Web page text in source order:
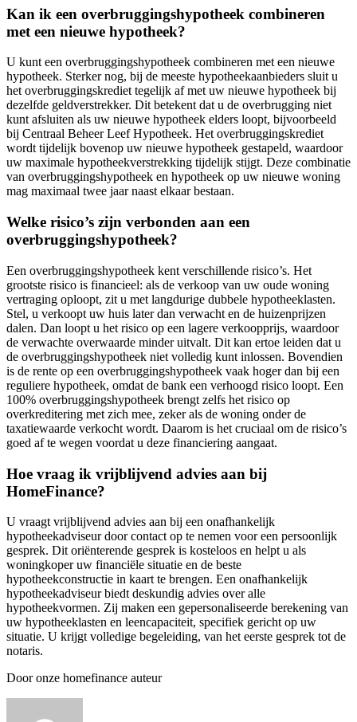
Kan ik een overbruggingshypotheek combineren
met een nieuwe hypotheek?
U kunt een overbruggingshypotheek combineren met een nieuwe
hypotheek. Sterker nog, bij de meeste hypotheekaanbieders sluit u
het overbruggingskrediet tegelijk af met uw nieuwe hypotheek bij
dezelfde geldverstrekker. Dit betekent dat u de overbrugging niet
kunt afsluiten als uw nieuwe hypotheek elders loopt, bijvoorbeeld
bij Centraal Beheer Leef Hypotheek. Het overbruggingskrediet
wordt tijdelijk bovenop uw nieuwe hypotheek gestapeld, waardoor
uw maximale hypotheekverstrekking tijdelijk stijgt. Deze combinatie
van overbruggingshypotheek en hypotheek op uw nieuwe woning
mag maximaal twee jaar naast elkaar bestaan.
Welke risico’s zijn verbonden aan een
overbruggingshypotheek?
Een overbruggingshypotheek kent verschillende risico’s. Het
grootste risico is financieel: als de verkoop van uw oude woning
vertraging oploopt, zit u met langdurige dubbele hypotheeklasten.
Stel, u verkoopt uw huis later dan verwacht en de huizenprijzen
dalen. Dan loopt u het risico op een lagere verkoopprijs, waardoor
de verwachte overwaarde minder uitvalt. Dit kan ertoe leiden dat u
de overbruggingshypotheek niet volledig kunt inlossen. Bovendien
is de rente op een overbruggingshypotheek vaak hoger dan bij een
reguliere hypotheek, omdat de bank een verhoogd risico loopt. Een
100% overbruggingshypotheek brengt zelfs het risico op
overkreditering met zich mee, zeker als de woning onder de
taxatiewaarde verkocht wordt. Daarom is het cruciaal om de risico’s
goed af te wegen voordat u deze financiering aangaat.
Hoe vraag ik vrijblijvend advies aan bij
HomeFinance?
U vraagt vrijblijvend advies aan bij een onafhankelijk
hypotheekadviseur door contact op te nemen voor een persoonlijk
gesprek. Dit oriënterende gesprek is kosteloos en helpt u als
woningkoper uw financiële situatie en de beste
hypotheekconstructie in kaart te brengen. Een onafhankelijk
hypotheekadviseur biedt deskundig advies over alle
hypotheekvormen. Zij maken een gepersonaliseerde berekening van
uw hypotheeklasten en leencapaciteit, specifiek gericht op uw
situatie. U krijgt volledige begeleiding, van het eerste gesprek tot de
notaris.
Door onze homefinance auteur